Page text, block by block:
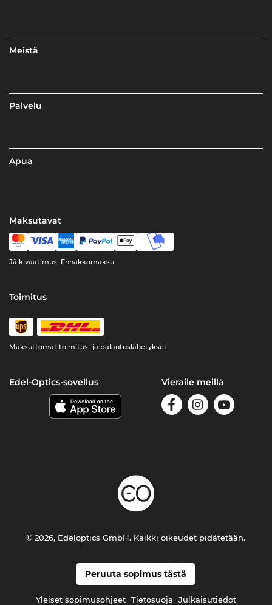
Meistä
Palvelu
Apua
Maksutavat
Jälkivaatimus, Ennakkomaksu
Toimitus
Maksuttomat toimitus- ja palautuslähetykset
Edel-Optics-sovellus Vieraile meillä
Peruuta sopimus tästä
Yleiset sopimusohjeet Tietosuoja Julkaisutiedot
© 2026, Edeloptics GmbH. Kaikki oikeudet pidätetään.